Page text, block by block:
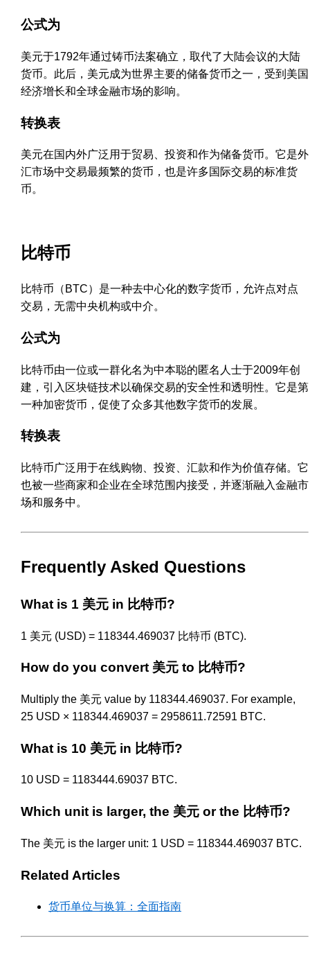
公式为
美元于1792年通过铸币法案确立，取代了大陆会议的大陆
货币。此后，美元成为世界主要的储备货币之一，受到美国
经济增长和全球金融市场的影响。
转换表
美元在国内外广泛用于贸易、投资和作为储备货币。它是外
汇市场中交易最频繁的货币，也是许多国际交易的标准货
币。
比特币
比特币（BTC）是一种去中心化的数字货币，允许点对点
交易，无需中央机构或中介。
公式为
比特币由一位或一群化名为中本聪的匿名人士于2009年创
建，引入区块链技术以确保交易的安全性和透明性。它是第
一种加密货币，促使了众多其他数字货币的发展。
转换表
比特币广泛用于在线购物、投资、汇款和作为价值存储。它
也被一些商家和企业在全球范围内接受，并逐渐融入金融市
场和服务中。
Frequently Asked Questions
What is 1 美元 in 比特币?
1 美元 (USD) = 118344.469037 比特币 (BTC).
How do you convert 美元 to 比特币?
Multiply the 美元 value by 118344.469037. For example,
25 USD × 118344.469037 = 2958611.72591 BTC.
What is 10 美元 in 比特币?
10 USD = 1183444.69037 BTC.
Which unit is larger, the 美元 or the 比特币?
The 美元 is the larger unit: 1 USD = 118344.469037 BTC.
Related Articles
货币单位与换算：全面指南